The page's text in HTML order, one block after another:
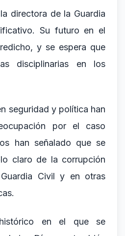
directora de la Guardia
Su futuro en el
y se espera que
disciplinarias en los
seguridad y política han
por el caso
han señalado que se
claro de la corrupción
Civil y en otras
en el que se